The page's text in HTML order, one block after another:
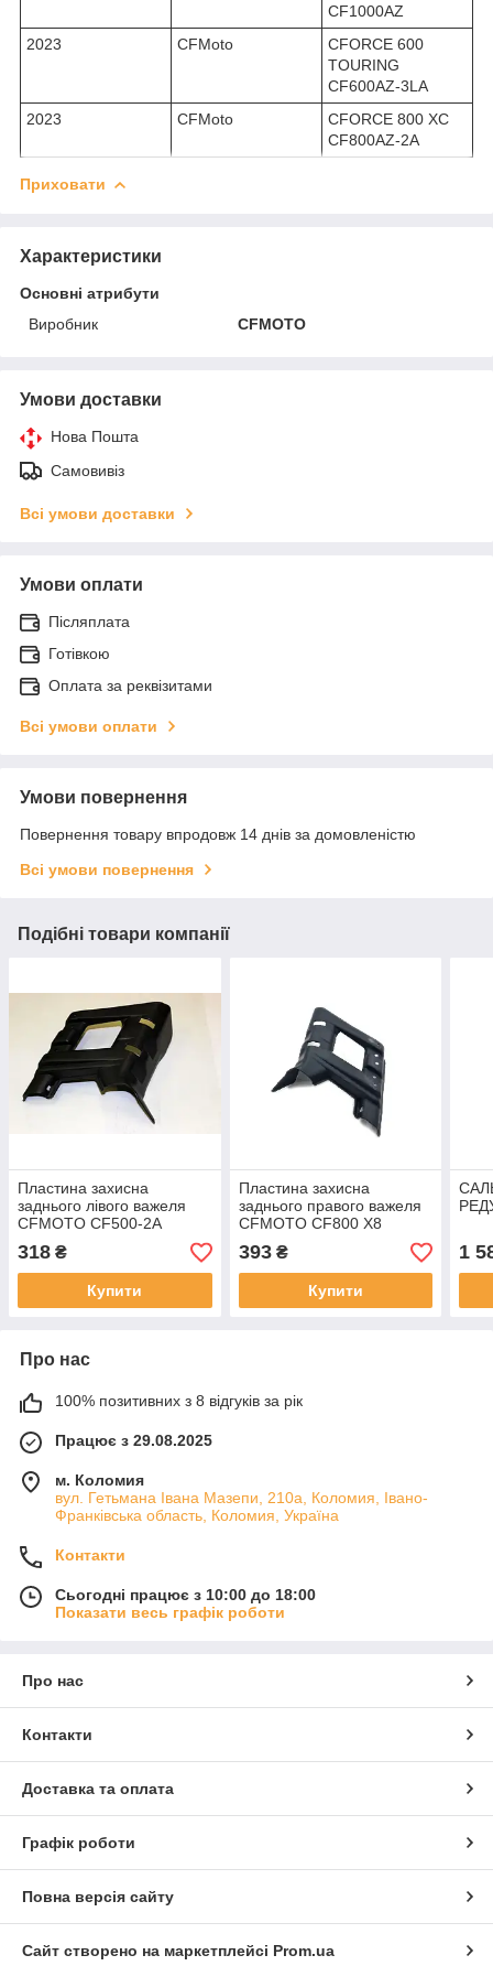
CF1000AZ
2023
CFMoto
CFORCE 600
TOURING
CF600AZ-3LA
2023
CFMoto
CFORCE 800 XC
CF800AZ-2A
Приховати
Характеристики
Основні атрибути
Виробник
CFMOTO
Умови доставки
Нова Пошта
Самовивіз
Всі умови доставки
Умови оплати
Післяплата
Готівкою
Оплата за реквізитами
Всі умови оплати
Умови повернення
Повернення товару впродовж 14 днів за домовленістю
Всі умови повернення
Подібні товари компанії
Пластина захисна
заднього лівого важеля
CFMOTO CF500-2A
318 ₴
Купити
Пластина захисна
заднього правого важеля
CFMOTO CF800 X8
393₴
Купити
1
Про нас
100% позитивних з 8 відгуків за рік
Працює з 29.08.2025
м. Коломия
вул. Гетьмана Івана Мазепи, 210а, Коломия, Івано-
Франківська область, Коломия, Україна
Контакти
Сьогодні працює з 10:00 до 18:00
Показати весь графік роботи
Про нас
Контакти
Доставка та оплата
Графік роботи
Повна версія сайту
Сайт створено на маркетплейсі Prom.ua